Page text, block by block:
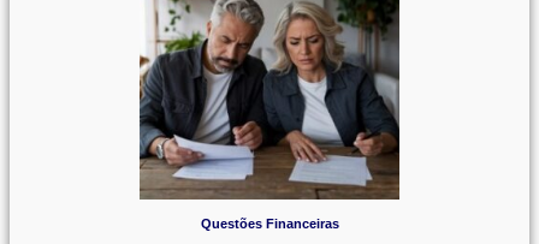
Questões Financeiras